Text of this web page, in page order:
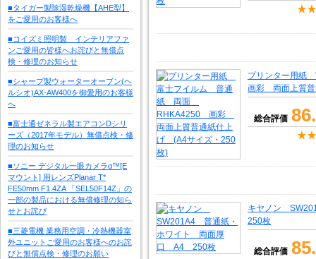
■タイガー製除湿乾燥機【AHE型】
をご愛用のお客様へ
■コイズミ照明製 インテリアファ
ンご愛用の皆様へお詫びと無償点
検・修理のお知らせ
■シャープ製ウォーターオーブン(ヘ
ルシオ)AX-AW400を御愛用のお客様
へ
■富士通ゼネラル製エアコンDシリ
ーズ（2017年モデル）無償点検・修
理のお知らせ
■ソニー デジタル一眼カメラα™[E
マウント] 用レンズPlanar T*
FE50mm F1.4ZA 「SEL50F14Z」の
一部の製品における無償修理の知ら
せとお詫び
■三菱電機 業務用空調・冷熱機器室
外ユニットご愛用のお客様へのお詫
びと無償点検・修理のお願い
プリンター用
画彩 両面上質
総合評価
キヤノン
250枚
総合評価